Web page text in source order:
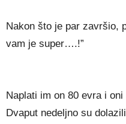
Nakon što je par završio,
vam je super….!”
Naplati im on 80 evra i oni
Dvaput nedeljno su